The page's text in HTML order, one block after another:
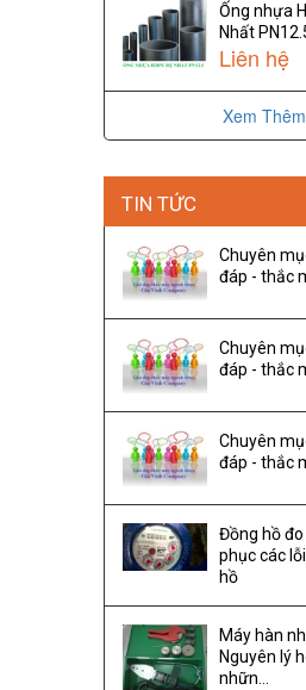
Ống nhựa
Nhất
Liên hệ
Xem Thêm
TIN TỨC
Chuyên
đáp - thắc
Chuyên
đáp - thắc
Chuyên
đáp - thắc
Đồng hồ
phục các
hồ
Máy hàn
Nguyên lý
nhữn...